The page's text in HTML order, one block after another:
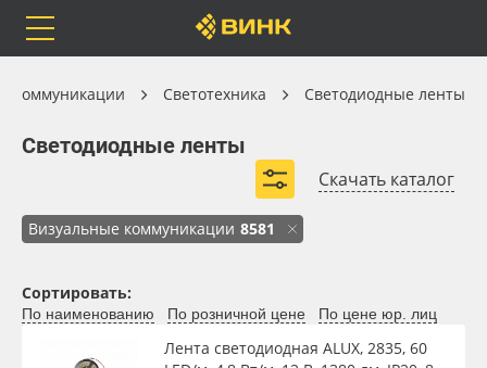
Каталог
Бренды
Весь каталог
Самоклеящиеся плёнки
коммуникации Светотехника Светодиодные ленты
Светодиодные ленты
Скачать каталог
Визуальные коммуникации 8581
Светотехника
Светодиодные ленты
Светодиодные ленты ELF
Светодиодные ленты ALUX
Сортировать:
По наименованию По розничной цене По цене юр. лиц
Лента светодиодная ALUX, 2835, 60